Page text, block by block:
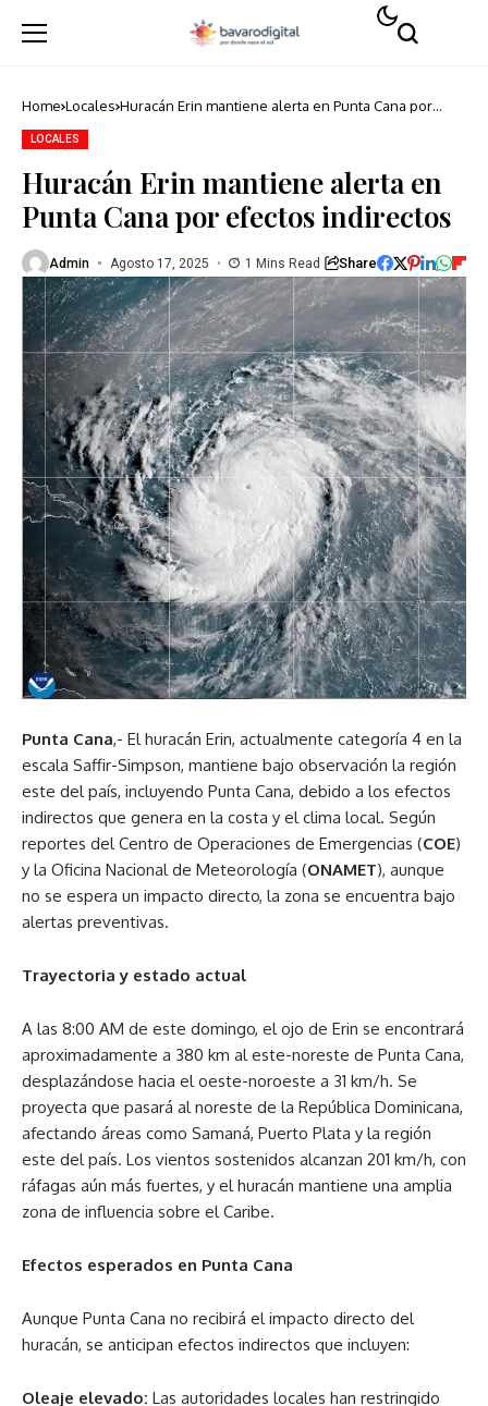
Home Locales Huracán Erin mantiene alerta en Punta Cana por
LOCALES
Huracán Erin mantiene alerta en
Punta Cana por efectos indirectos
Admin Agosto 17, 2025 1 Mins Read Share
Punta Cana,- El huracán Erin, actualmente categoría 4 en la
escala Saffir-Simpson, mantiene bajo observación la región
este del país, incluyendo Punta Cana, debido a los efectos
indirectos que genera en la costa y el clima local. Según
reportes del Centro de Operaciones de Emergencias (COE)
y la Oficina Nacional de Meteorología (ONAMET), aunque
no se espera un impacto directo, la zona se encuentra bajo
alertas preventivas.
Trayectoria y estado actual
A las 8:00 AM de este domingo, el ojo de Erin se encontrará
aproximadamente a 380 km al este-noreste de Punta Cana,
desplazándose hacia el oeste-noroeste a 31 km/h. Se
proyecta que pasará al noreste de la República Dominicana,
afectando áreas como Samaná, Puerto Plata y la región
este del país. Los vientos sostenidos alcanzan 201 km/h, con
ráfagas aún más fuertes, y el huracán mantiene una amplia
zona de influencia sobre el Caribe.
Efectos esperados en Punta Cana
Aunque Punta Cana no recibirá el impacto directo del
huracán, se anticipan efectos indirectos que incluyen:
Oleaje elevado: Las autoridades locales han restringido